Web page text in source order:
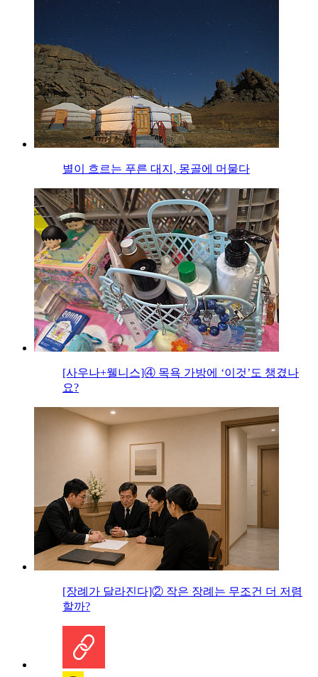
별이 흐르는 푸른 대지, 몽골에 머물다
[사우나+웰니스]④ 목욕 가방에 ‘이것’도 챙겼나
요?
[장례가 달라진다]② 작은 장례는 무조건 더 저렴
할까?